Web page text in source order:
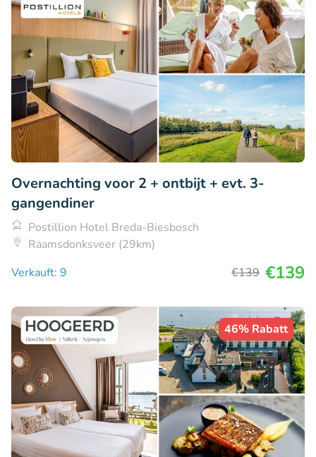
Overnachting voor 2 + ontbijt + evt. 3-
gangendiner
Postillion Hotel Breda-Biesbosch
Raamsdonksveer (29km)
Verkauft: 9
€139 €139
46% Rabatt